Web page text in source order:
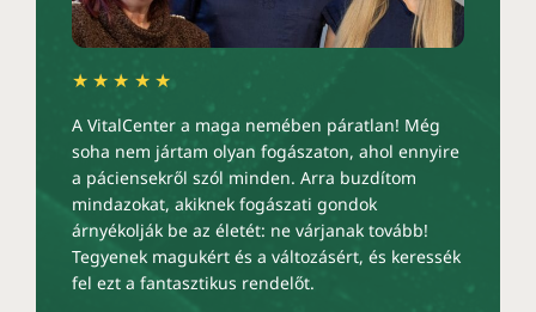
★★★★★
A VitalCenter a maga nemében páratlan! Még
soha nem jártam olyan fogászaton, ahol ennyire
a páciensekről szól minden. Arra buzdítom
mindazokat, akiknek fogászati gondok
árnyékolják be az életét: ne várjanak tovább!
Tegyenek magukért és a változásért, és keressék
fel ezt a fantasztikus rendelőt.